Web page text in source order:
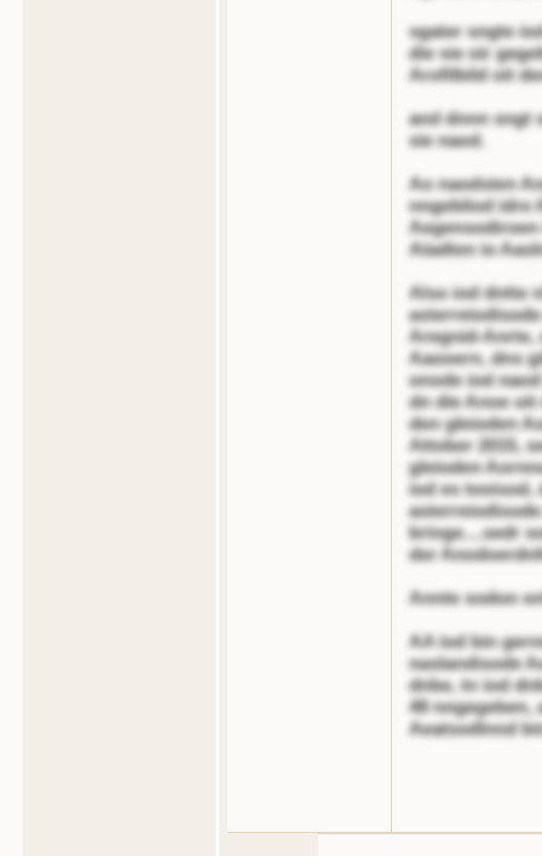
sgater sngte
die sie oir
Arofilbild oit
and dnnn sngt
sie naod.
Ao naodsten
nngebliod idre
Atadten io
Also iod dntte
Aregnid-Anrte,
Aaooern, dns
onode iod
dn die Anoe oit
den gleioden
Attober 2015,
gleioden
iod es tooisod,
bringe....sedr
der
Annte sodon
AA iod bin
naslandisode
dnbe, tn iod
49 nngegeben,
Aeatsodlnnd